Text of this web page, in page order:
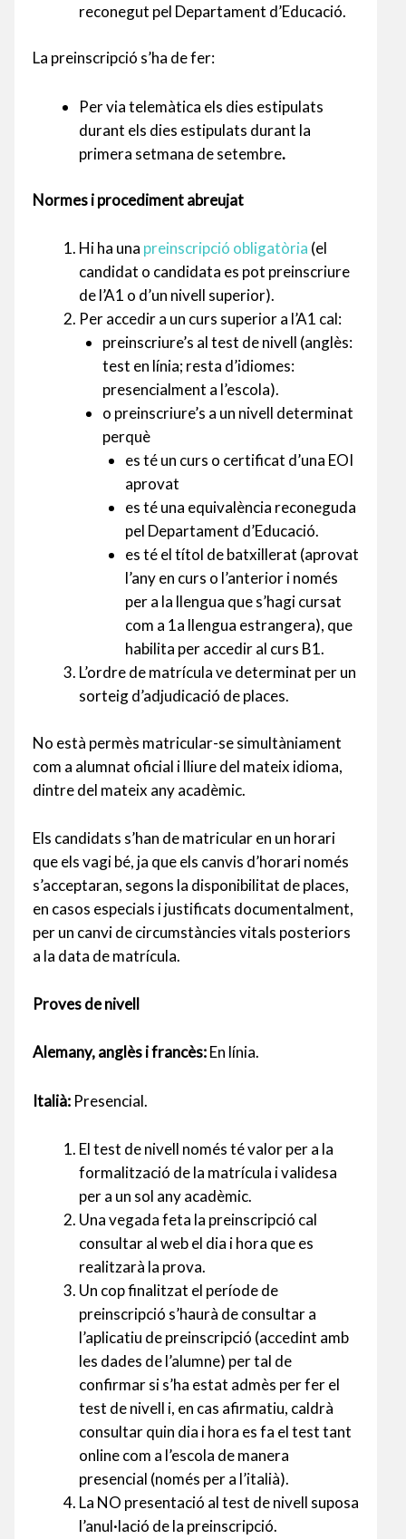
reconegut pel Departament d’Educació.
La preinscripció s’ha de fer:
Per via telemàtica els dies estipulats
durant els dies estipulats durant la
primera setmana de setembre.
Normes i procediment abreujat
Hi ha una preinscripció obligatòria (el
candidat o candidata es pot preinscriure
de l’A1 o d’un nivell superior).
Per accedir a un curs superior a l’A1 cal:
preinscriure’s al test de nivell (anglès:
test en línia; resta d’idiomes:
presencialment a l’escola).
o preinscriure’s a un nivell determinat
perquè
es té un curs o certificat d’una EOI
aprovat
es té una equivalència reconeguda
pel Departament d’Educació.
es té el títol de batxillerat (aprovat
l’any en curs o l’anterior i només
per a la llengua que s’hagi cursat
com a 1a llengua estrangera), que
habilita per accedir al curs B1.
L’ordre de matrícula ve determinat per un
sorteig d’adjudicació de places.
No està permès matricular-se simultàniament
com a alumnat oficial i lliure del mateix idioma,
dintre del mateix any acadèmic.
Els candidats s’han de matricular en un horari
que els vagi bé, ja que els canvis d’horari només
s’acceptaran, segons la disponibilitat de places,
en casos especials i justificats documentalment,
per un canvi de circumstàncies vitals posteriors
a la data de matrícula.
Proves de nivell
Alemany, anglès i francès:En línia.
Italià: Presencial.
El test de nivell només té valor per a la
formalització de la matrícula i validesa
per a un sol any acadèmic.
Una vegada feta la preinscripció cal
consultar al web el dia i hora que es
realitzarà la prova.
Un cop finalitzat el període de
preinscripció s’haurà de consultar a
l’aplicatiu de preinscripció (accedint amb
les dades de l’alumne) per tal de
confirmar si s’ha estat admès per fer el
test de nivell i, en cas afirmatiu, caldrà
consultar quin dia i hora es fa el test tant
online com a l’escola de manera
presencial (només per a l’italià).
La NO presentació al test de nivell suposa
l’anul·lació de la preinscripció.